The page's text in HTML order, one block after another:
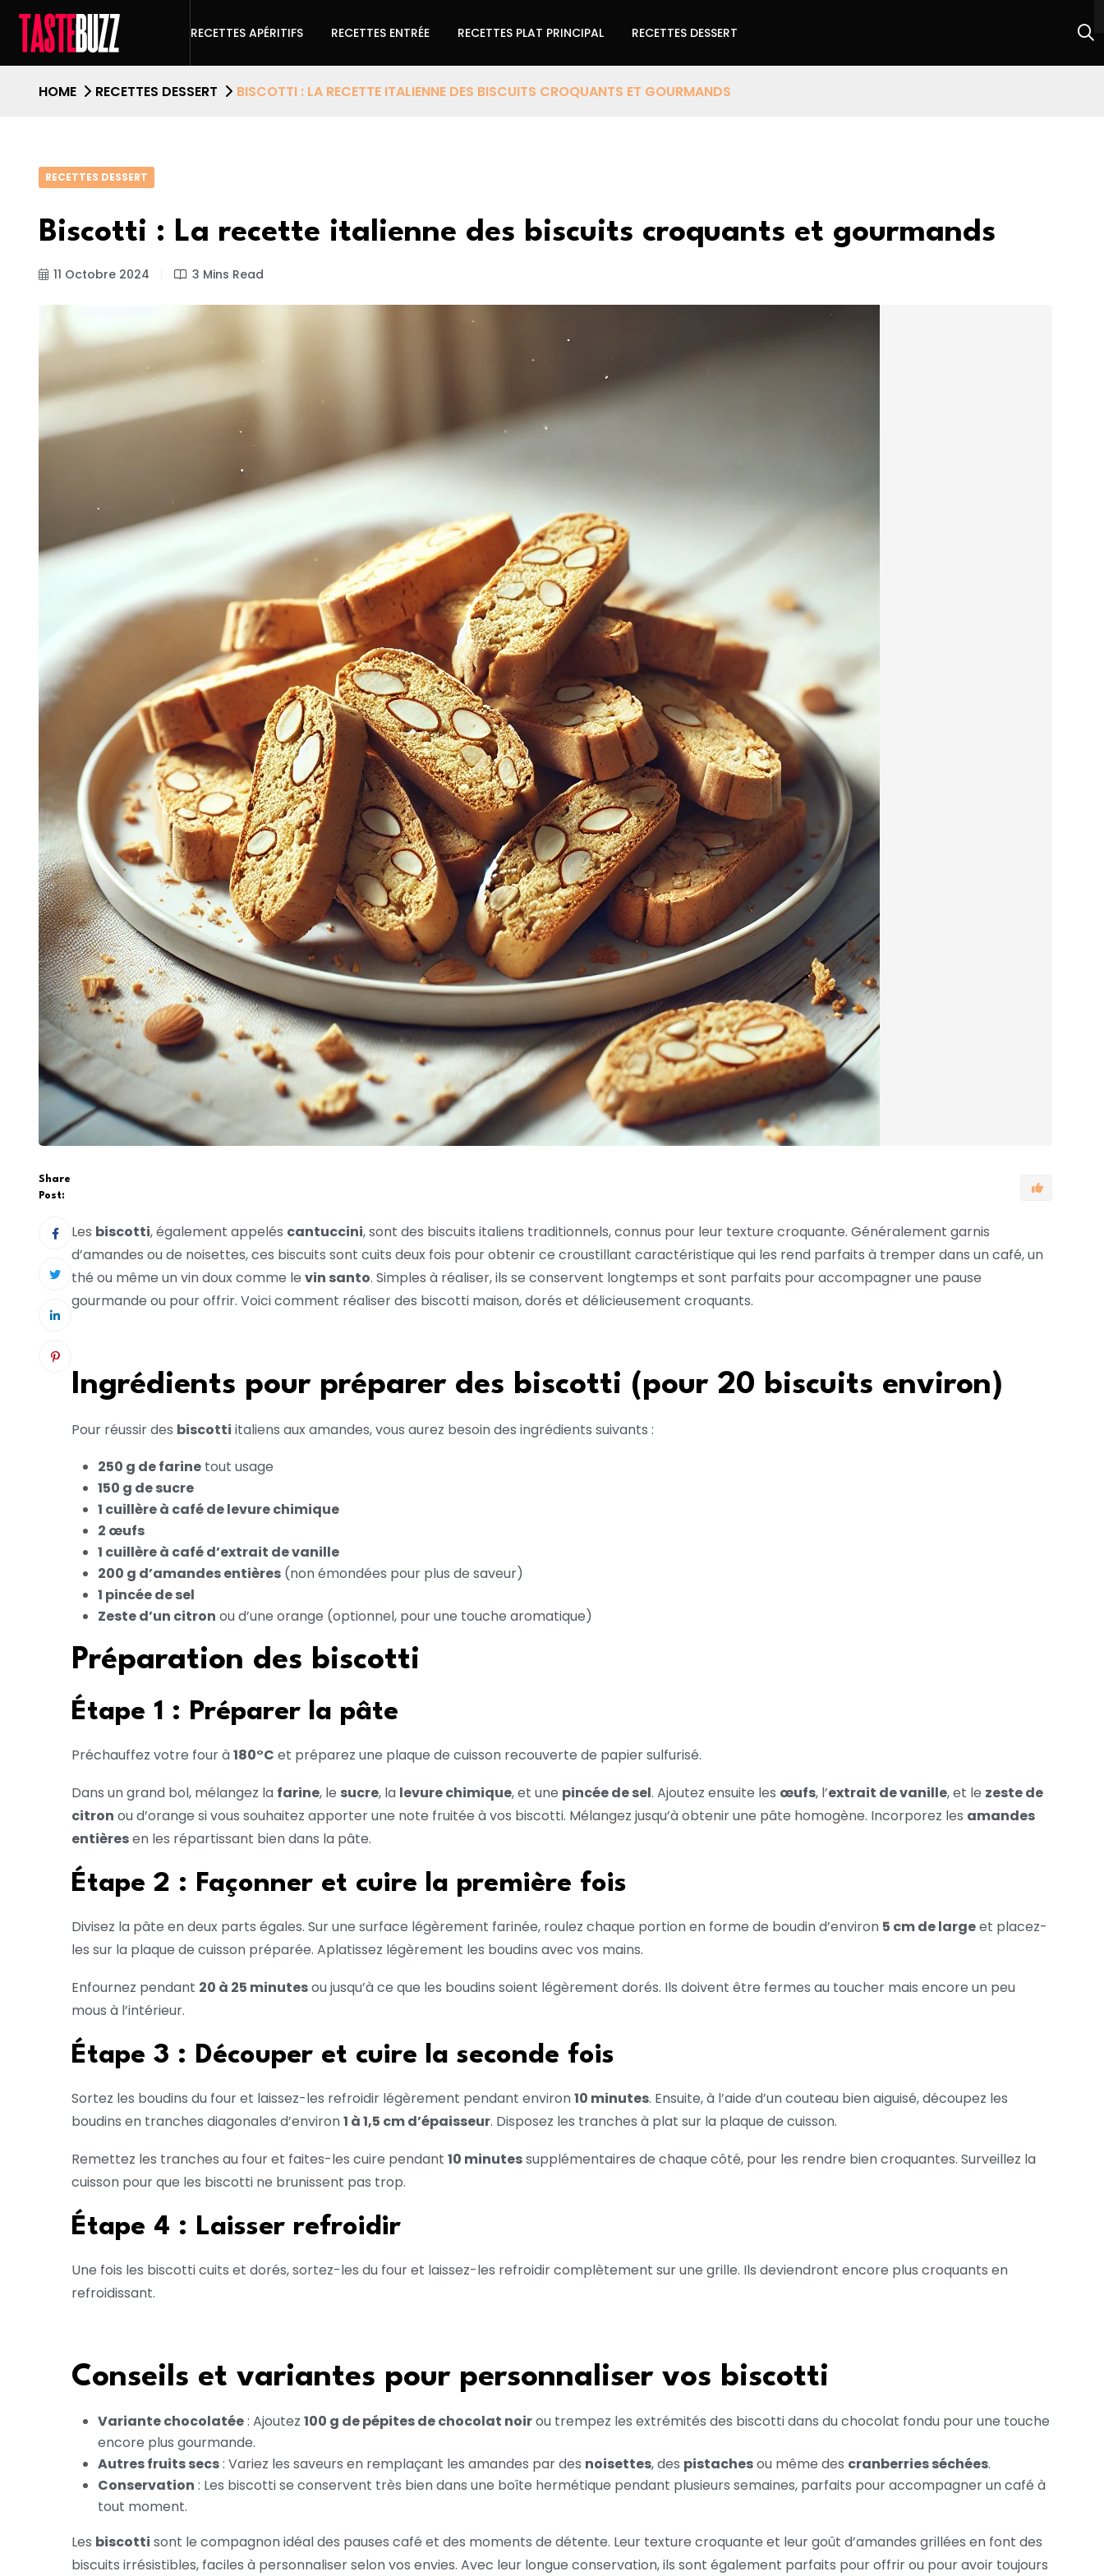
RECETTES APÉRITIFS RECETTES ENTRÉE RECETTES PLAT PRINCIPAL RECETTES DESSERT
HOME RECETTES DESSERT BISCOTTI : LA RECETTE ITALIENNE DES BISCUITS CROQUANTS ET GOURMANDS
RECETTES DESSERT
Biscotti : La recette italienne des biscuits croquants et gourmands
11 Octobre 2024 3 Mins Read
Share
Post:
Les biscotti, également appelés cantuccini, sont des biscuits italiens traditionnels, connus pour leur texture croquante. Généralement garnis
d’amandes ou de noisettes, ces biscuits sont cuits deux fois pour obtenir ce croustillant caractéristique qui les rend parfaits à tremper dans un café, un
thé ou même un vin doux comme le vin santo. Simples à réaliser, ils se conservent longtemps et sont parfaits pour accompagner une pause
gourmande ou pour offrir. Voici comment réaliser des biscotti maison, dorés et délicieusement croquants.
Ingrédients pour préparer des biscotti (pour 20 biscuits environ)
Pour réussir des biscotti italiens aux amandes, vous aurez besoin des ingrédients suivants :
250 g de farine tout usage
150 g de sucre
1 cuillère à café de levure chimique
2 œufs
1 cuillère à café d’extrait de vanille
200 g d’amandes entières (non émondées pour plus de saveur)
1 pincée de sel
Zeste d’un citron ou d’une orange (optionnel, pour une touche aromatique)
Préparation des biscotti
Étape 1 : Préparer la pâte
Préchauffez votre four à180°C et préparez une plaque de cuisson recouverte de papier sulfurisé.
Dans un grand bol, mélangez la farine, le sucre, la levure chimique, et une pincée de sel. Ajoutez ensuite les œufs, l’extrait de vanille, et le zeste de
citron ou d’orange si vous souhaitez apporter une note fruitée à vos biscotti. Mélangez jusqu’à obtenir une pâte homogène. Incorporez les amandes
entièresen les répartissant bien dans la pâte.
Étape 2 : Façonner et cuire la première fois
Divisez la pâte en deux parts égales. Sur une surface légèrement farinée, roulez chaque portion en forme de boudin d’environ 5 cm de largeet placez-
les sur la plaque de cuisson préparée. Aplatissez légèrement les boudins avec vos mains.
Enfournez pendant 20 à 25 minutesou jusqu’à ce que les boudins soient légèrement dorés. Ils doivent être fermes au toucher mais encore un peu
mous à l’intérieur.
Étape 3 : Découper et cuire la seconde fois
Sortez les boudins du four et laissez-les refroidir légèrement pendant environ10 minutes. Ensuite, à l’aide d’un couteau bien aiguisé, découpez les
boudins en tranches diagonales d’environ1 à 1,5 cm d’épaisseur. Disposez les tranches à plat sur la plaque de cuisson.
Remettez les tranches au four et faites-les cuire pendant 10 minutessupplémentaires de chaque côté, pour les rendre bien croquantes. Surveillez la
cuisson pour que les biscotti ne brunissent pas trop.
Étape 4 : Laisser refroidir
Une fois les biscotti cuits et dorés, sortez-les du four et laissez-les refroidir complètement sur une grille. Ils deviendront encore plus croquants en
refroidissant.
Conseils et variantes pour personnaliser vos biscotti
Variante chocolatée: Ajoutez 100 g de pépites de chocolat noirou trempez les extrémités des biscotti dans du chocolat fondu pour une touche
encore plus gourmande.
Autres fruits secs: Variez les saveurs en remplaçant les amandes par des noisettes, des pistachesou même des cranberries séchées.
Conservation : Les biscotti se conservent très bien dans une boîte hermétique pendant plusieurs semaines, parfaits pour accompagner un café à
tout moment.
Les biscotti sont le compagnon idéal des pauses café et des moments de détente. Leur texture croquante et leur goût d’amandes grillées en font des
biscuits irrésistibles, faciles à personnaliser selon vos envies. Avec leur longue conservation, ils sont également parfaits pour offrir ou pour avoir toujours